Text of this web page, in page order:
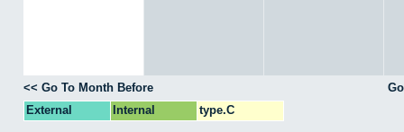
<< Go To Month Before
External
Internal type.C